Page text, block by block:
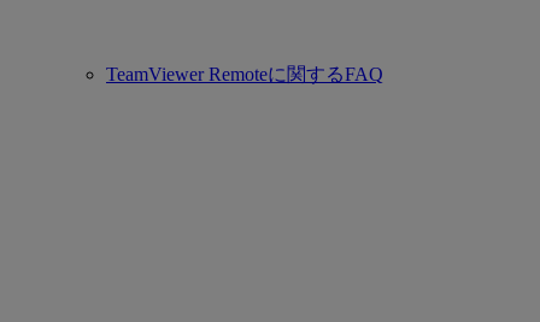
TeamViewer Remoteに関するFAQ